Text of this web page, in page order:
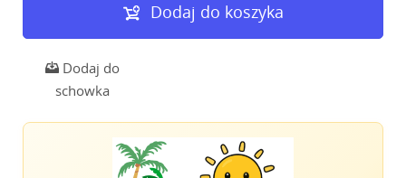
Dodaj do koszyka
Dodaj do
schowka